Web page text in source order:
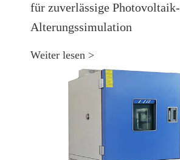
für zuverlässige Photovoltaik-
Alterungssimulation
Weiter lesen >